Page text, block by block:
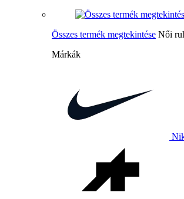
Összes termék megtekintése Női
Márkák